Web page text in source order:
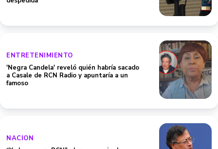
ENTRETENIMIENTO
'Negra Candela' reveló quién habría sacado
a Casale de RCN Radio y apuntaría a un
famoso
NACION